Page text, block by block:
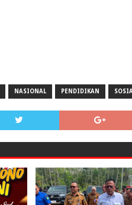
NASIONAL PENDIDIKAN